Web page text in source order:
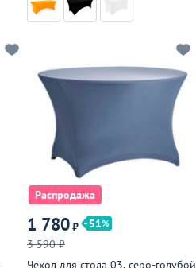
Распродажа
1 780₽
51
3 590 ₽
Чехол для стола 03, серо-голубой